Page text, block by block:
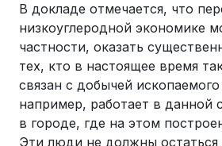
В докладе отмечается, что
низкоуглеродной экономике
частности, оказать
тех, кто в настоящее время
связан с добычей
например, работает в данной
в городе, где на этом
Эти люди не должны остаться